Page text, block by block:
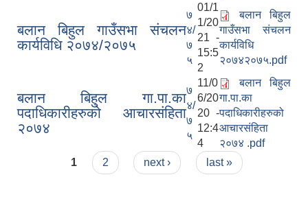
बलान बिहुल गाउँसभा संचलन
कार्यविधि २०७४/२०७५
७
४/
७
५
01/1
1/20
21 -
15:5
2
बलान बिहुल
गाउँसभा संचलन
कार्यविधि
२०७४२०७५.pdf
बलान बिहुल गा.पा.का
पदाधिकारीहरुको आचारसंहिता
२०७४
७
४/
७
५
11/0
6/20
20 -
12:4
4
बलान बिहुल
गा.पा.का
पदाधिकारीहरुको
आचारसंहिता
२०७४ .pdf
Pages
1 2 next › last »